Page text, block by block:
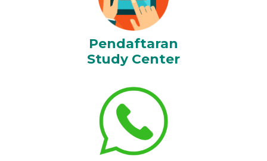
Pendaftaran
Study Center